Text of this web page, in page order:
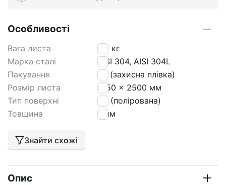
Особливості
Вага листа 25 кг
Марка сталі
AISI 304, AISI 304L
Пакування
РЕ (захисна плівка)
Розмір листа
1250 x 2500 мм
Тип поверхні
BA (полірована)
Товщина
1 мм
Знайти схожі
Опис